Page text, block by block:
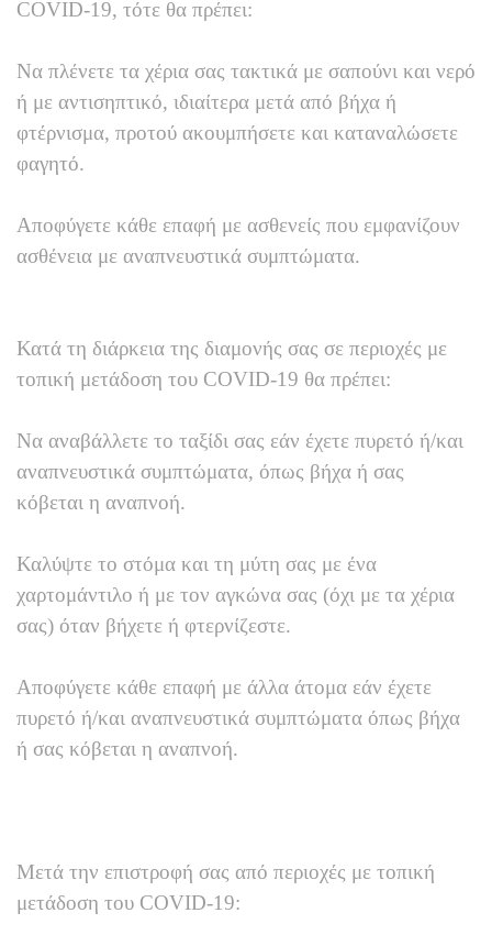
COVID-19, τότε θα πρέπει:
Να πλένετε τα χέρια σας τακτικά με σαπούνι και νερό
ή με αντισηπτικό, ιδιαίτερα μετά από βήχα ή
φτέρνισμα, προτού ακουμπήσετε και καταναλώσετε
φαγητό.
Αποφύγετε κάθε επαφή με ασθενείς που εμφανίζουν
ασθένεια με αναπνευστικά συμπτώματα.
Κατά τη διάρκεια της διαμονής σας σε περιοχές με
τοπική μετάδοση του COVID-19 θα πρέπει:
Να αναβάλλετε το ταξίδι σας εάν έχετε πυρετό ή/και
αναπνευστικά συμπτώματα, όπως βήχα ή σας
κόβεται η αναπνοή.
Καλύψτε το στόμα και τη μύτη σας με ένα
χαρτομάντιλο ή με τον αγκώνα σας (όχι με τα χέρια
σας) όταν βήχετε ή φτερνίζεστε.
Αποφύγετε κάθε επαφή με άλλα άτομα εάν έχετε
πυρετό ή/και αναπνευστικά συμπτώματα όπως βήχα
ή σας κόβεται η αναπνοή.
Μετά την επιστροφή σας από περιοχές με τοπική
μετάδοση του COVID-19: